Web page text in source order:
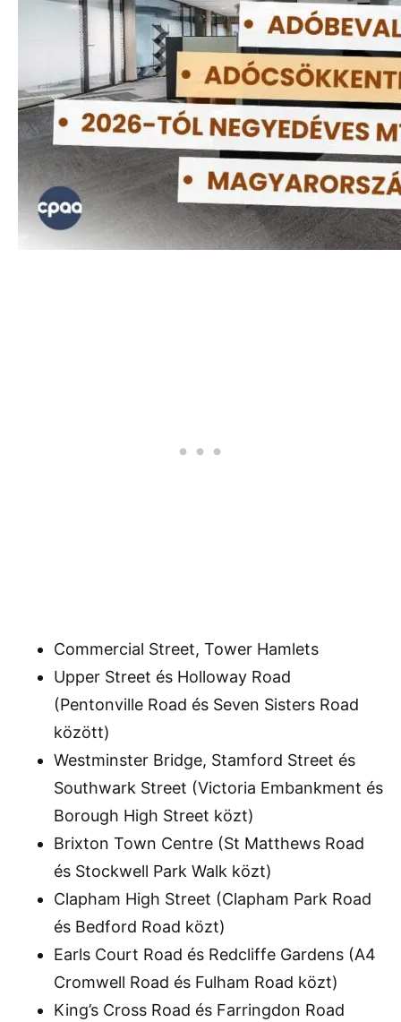
Commercial Street, Tower Hamlets
Upper Street és Holloway Road
(Pentonville Road és Seven Sisters Road
között)
Westminster Bridge, Stamford Street és
Southwark Street (Victoria Embankment és
Borough High Street közt)
Brixton Town Centre (St Matthews Road
és Stockwell Park Walk közt)
Clapham High Street (Clapham Park Road
és Bedford Road közt)
Earls Court Road és Redcliffe Gardens (A4
Cromwell Road és Fulham Road közt)
King’s Cross Road és Farringdon Road